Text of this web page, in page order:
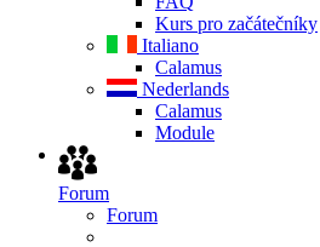
Kurs pro začátečníky
Italiano
Calamus
Nederlands
Calamus
Module
Forum
Forum